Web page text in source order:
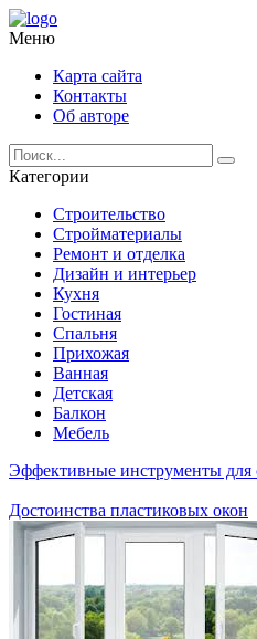
Меню
Карта сайта
Контакты
Об авторе
Категории
Строительство
Стройматериалы
Ремонт и отделка
Дизайн и интерьер
Кухня
Гостиная
Спальня
Прихожая
Ванная
Детская
Балкон
Мебель
Эффективные инструменты для
Достоинства пластиковых окон